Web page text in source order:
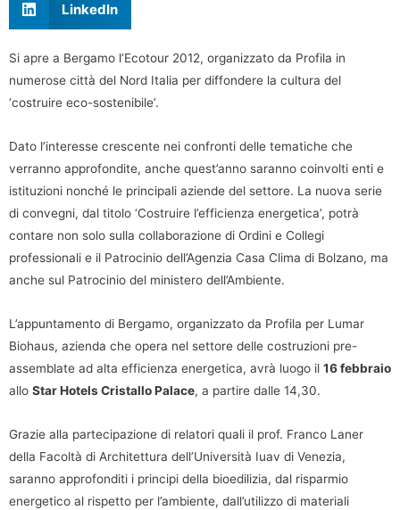
LinkedIn
Si apre a Bergamo l’Ecotour 2012, organizzato da Profila in
numerose città del Nord Italia per diffondere la cultura del
‘costruire eco-sostenibile’.
Dato l’interesse crescente nei confronti delle tematiche che
verranno approfondite, anche quest’anno saranno coinvolti enti e
istituzioni nonché le principali aziende del settore. La nuova serie
di convegni, dal titolo ‘Costruire l’efficienza energetica’, potrà
contare non solo sulla collaborazione di Ordini e Collegi
professionali e il Patrocinio dell’Agenzia Casa Clima di Bolzano, ma
anche sul Patrocinio del ministero dell’Ambiente.
L’appuntamento di Bergamo, organizzato da Profila per Lumar
Biohaus, azienda che opera nel settore delle costruzioni pre-
assemblate ad alta efficienza energetica, avrà luogo il 16 febbraio
allo Star Hotels Cristallo Palace, a partire dalle 14,30.
Grazie alla partecipazione di relatori quali il prof. Franco Laner
della Facoltà di Architettura dell’Università Iuav di Venezia,
saranno approfonditi i principi della bioedilizia, dal risparmio
energetico al rispetto per l’ambiente, dall’utilizzo di materiali